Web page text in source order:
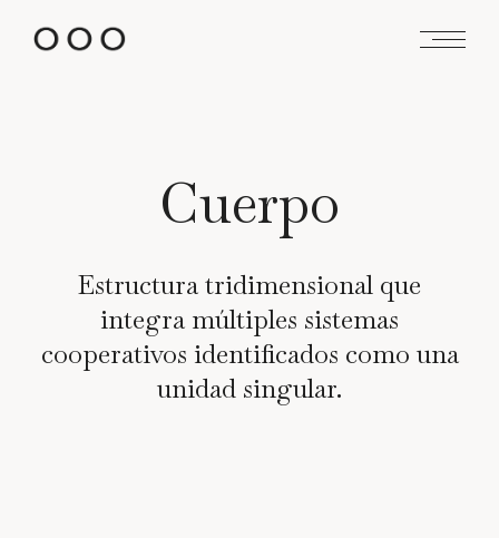
contenido
Cuerpo
Estructura tridimensional que
integra múltiples sistemas
cooperativos identificados como una
unidad singular.